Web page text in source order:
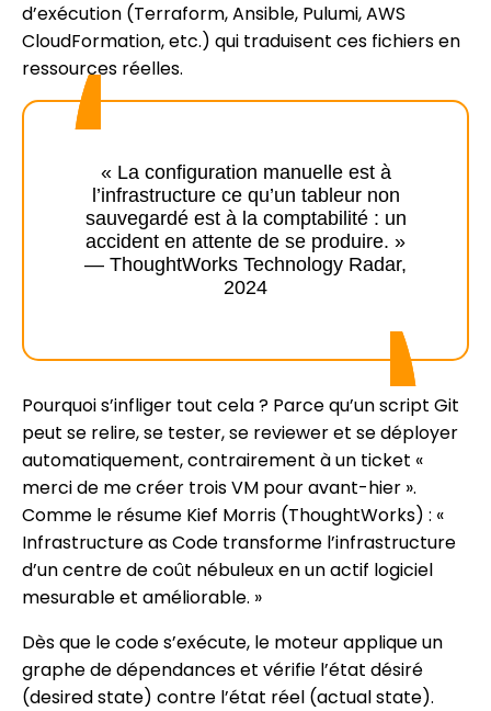
d’exécution (Terraform, Ansible, Pulumi, AWS
CloudFormation, etc.) qui traduisent ces fichiers en
ressources réelles.
« La configuration manuelle est à
l’infrastructure ce qu’un tableur non
sauvegardé est à la comptabilité : un
accident en attente de se produire. »
— ThoughtWorks Technology Radar,
2024
Pourquoi s’infliger tout cela ? Parce qu’un script Git
peut se relire, se tester, se reviewer et se déployer
automatiquement, contrairement à un ticket «
merci de me créer trois VM pour avant-hier ».
Comme le résume Kief Morris (ThoughtWorks) : «
Infrastructure as Code transforme l’infrastructure
d’un centre de coût nébuleux en un actif logiciel
mesurable et améliorable. »
Dès que le code s’exécute, le moteur applique un
graphe de dépendances et vérifie l’état désiré
(desired state) contre l’état réel (actual state).